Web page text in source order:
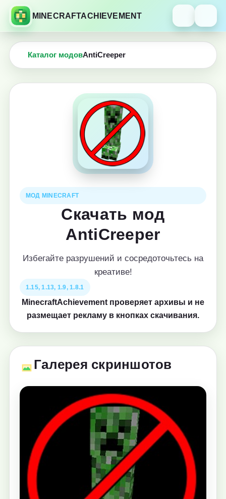
MINECRAFTACHIEVEMENT
Каталог модовAntiCreeper
МОД MINECRAFT
Скачать мод
AntiCreeper
Избегайте разрушений и сосредоточьтесь на
креативе!
1.15, 1.13, 1.9, 1.8.1
MinecraftAchievement проверяет архивы и не
размещает рекламу в кнопках скачивания.
Галерея скриншотов